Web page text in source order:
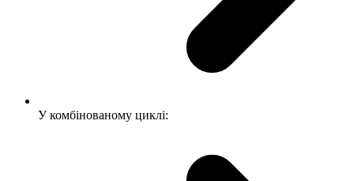
У комбінованому циклі: